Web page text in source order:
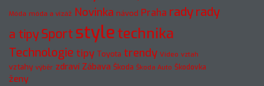
Móda móda a vizáž Novinka návod Praha radyrady
a tipySport styletechnika
Technologie tipy Toyota trendy Video vztah
vztahy výběr zdraví Zábava Škoda Škoda Auto Škodovka
ženy